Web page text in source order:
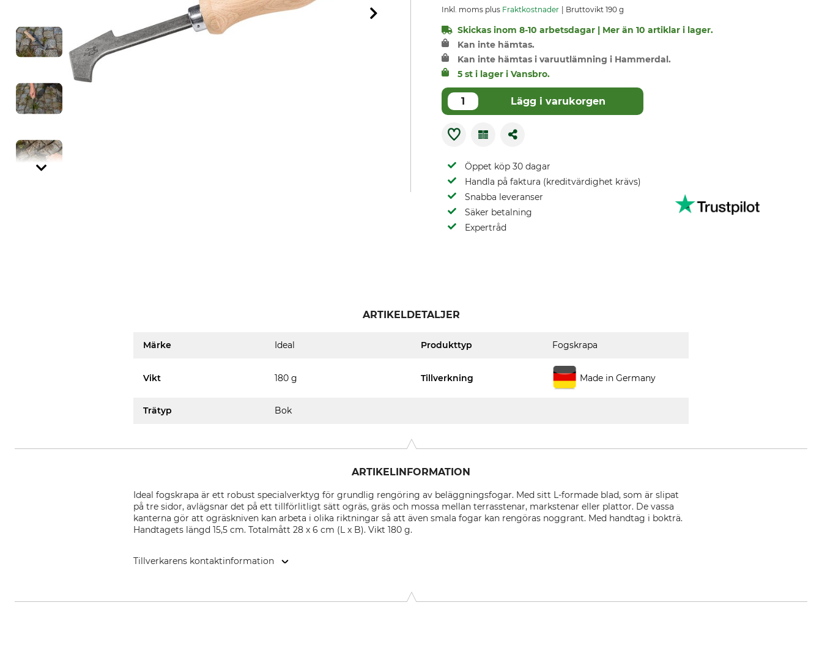
Inkl. moms plus Fraktkostnader Bruttovikt 190 g
Skickas inom 8-10 arbetsdagar | Mer än 10 artiklar i lager.
Kan inte hämtas.
Kan inte hämtas i varuutlämning i Hammerdal.
5 st i lager i Vansbro.
Lägg i varukorgen
Öppet köp 30 dagar
Handla på faktura (kreditvärdighet krävs)
Snabba leveranser
Säker betalning
Expertråd
ARTIKELDETALJER
Märke Ideal Produkttyp Fogskrapa
Vikt 180 g Tillverkning Made in Germany
Trätyp Bok
ARTIKELINFORMATION
Ideal fogskrapa är ett robust specialverktyg för grundlig rengöring av beläggningsfogar. Med sitt L-formade blad, som är slipat
på tre sidor, avlägsnar det på ett tillförlitligt sätt ogräs, gräs och mossa mellan terrasstenar, markstenar eller plattor. De vassa
kanterna gör att ogräskniven kan arbeta i olika riktningar så att även smala fogar kan rengöras noggrant. Med handtag i bokträ.
Handtagets längd 15,5 cm. Totalmått 28 x 6 cm (L x B). Vikt 180 g.
Tillverkarens kontaktinformation